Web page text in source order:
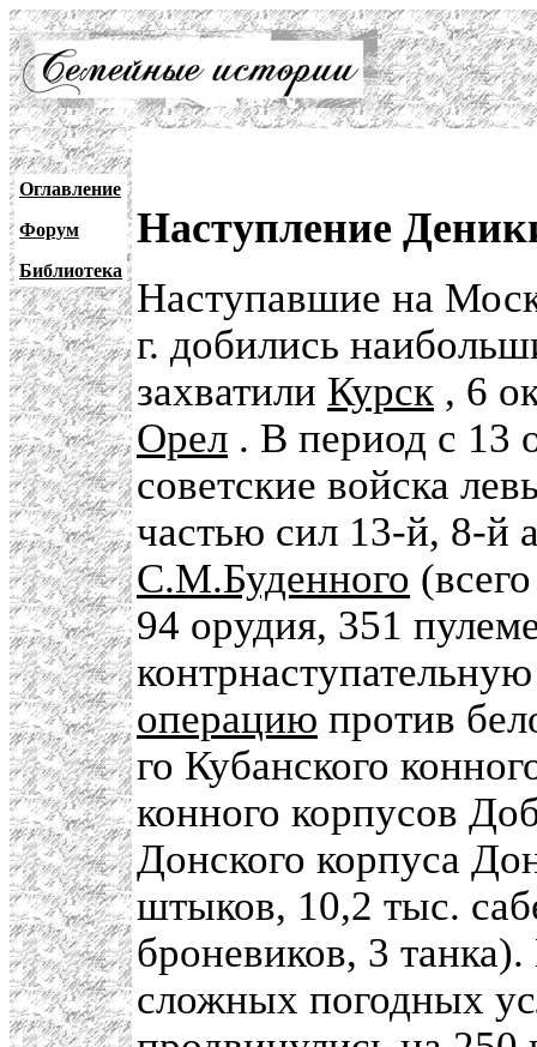
Оглавление
Форум
Библиотека
Наступление
Наступавшие на
г. добились
захватили Курск , 6
Орел . В период с 13
советские войска
частью сил 13-й, 8-й
С.М.Буденного
94 орудия, 351
операцию против
го Кубанского
конного корпусов
Донского корпуса
штыков, 10,2 тыс.
броневиков, 3
сложных погодных